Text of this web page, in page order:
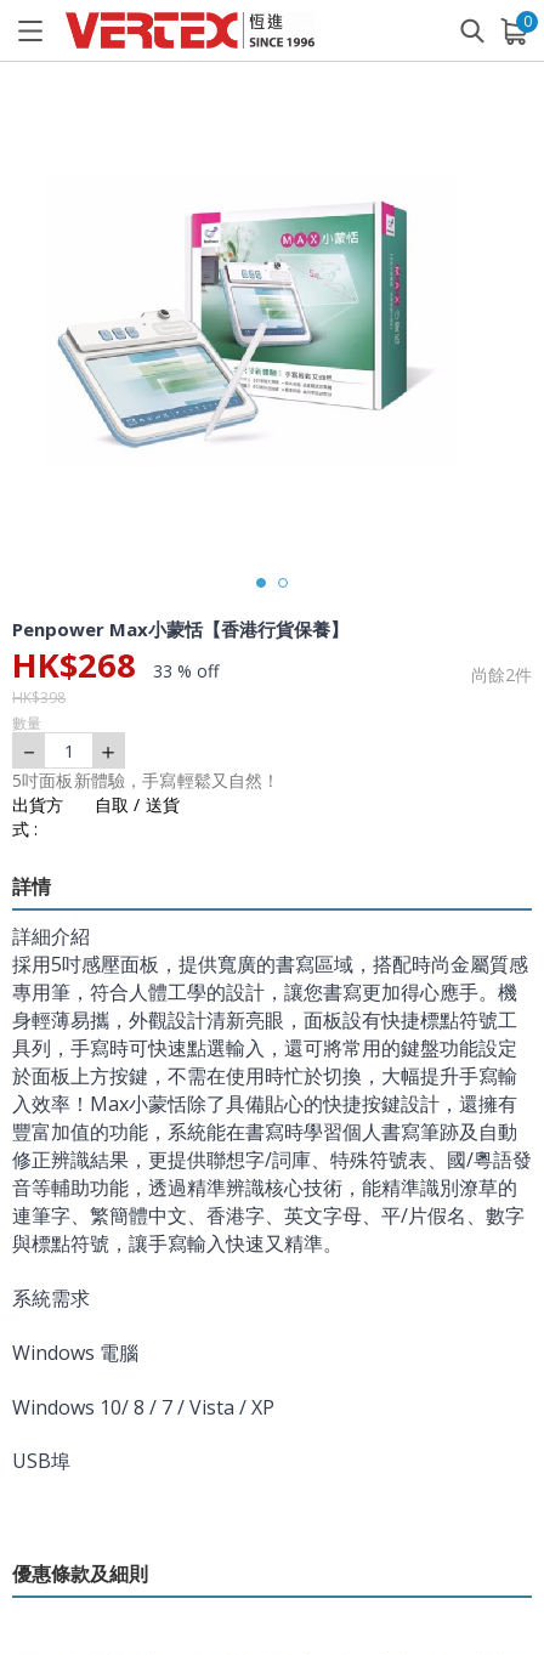
0
已加入購物車 查看
Penpower Max小蒙恬【香港行貨保養】
HK$268 33 % off 尚餘2件
HK$398
數量
－ 1 ＋
5吋面板新體驗，手寫輕鬆又自然！
出貨方
式 :
自取 / 送貨
詳情
詳細介紹
採用5吋感壓面板，提供寬廣的書寫區域，搭配時尚金屬質感
專用筆，符合人體工學的設計，讓您書寫更加得心應手。機
身輕薄易攜，外觀設計清新亮眼，面板設有快捷標點符號工
具列，手寫時可快速點選輸入，還可將常用的鍵盤功能設定
於面板上方按鍵，不需在使用時忙於切換，大幅提升手寫輸
入效率！Max小蒙恬除了具備貼心的快捷按鍵設計，還擁有
豐富加值的功能，系統能在書寫時學習個人書寫筆跡及自動
修正辨識結果，更提供聯想字/詞庫、特殊符號表、國/粵語發
音等輔助功能，透過精準辨識核心技術，能精準識別潦草的
連筆字、繁簡體中文、香港字、英文字母、平/片假名、數字
與標點符號，讓手寫輸入快速又精準。
系統需求
Windows 電腦
Windows 10/ 8 / 7 / Vista / XP
USB埠
優惠條款及細則